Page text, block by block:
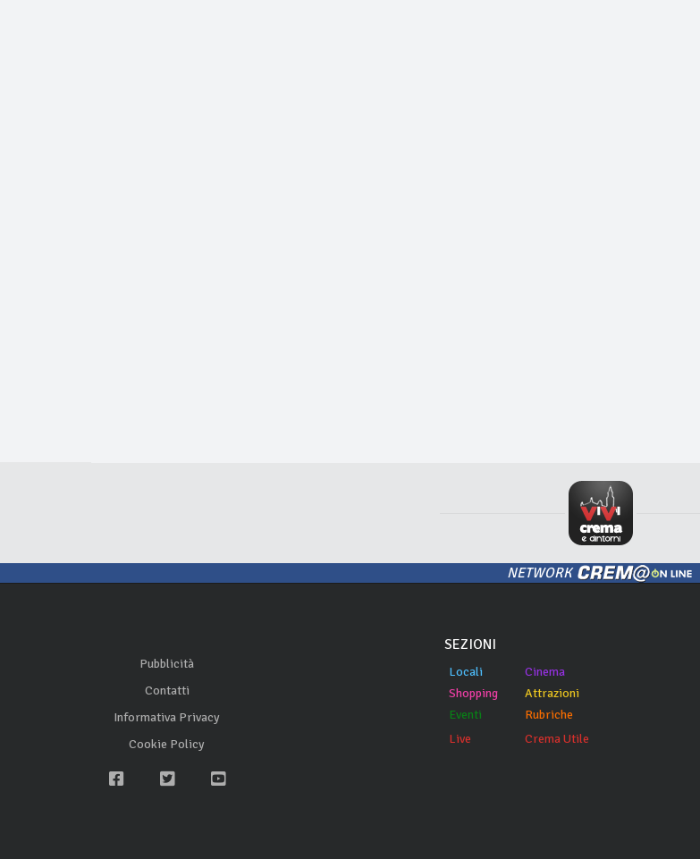
NETWORK
Pubblicità
Contatti
Informativa Privacy
Cookie Policy
SEZIONI
Locali
Shopping
Eventi
Live
Cinema
Attrazioni
Rubriche
Crema Utile